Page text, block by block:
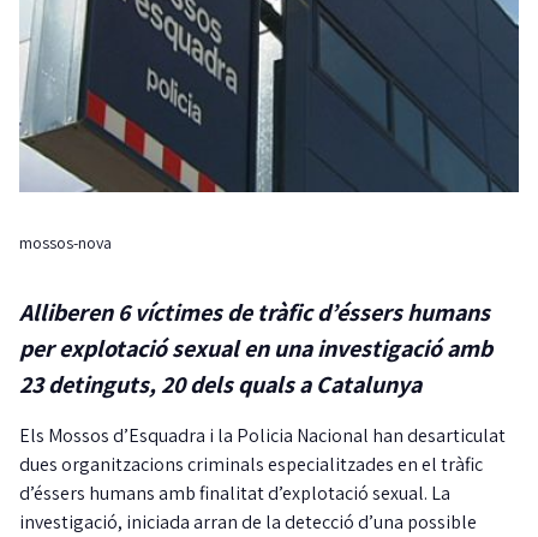
mossos-nova
Alliberen 6 víctimes de tràfic d’éssers humans
per explotació sexual en una investigació amb
23 detinguts, 20 dels quals a Catalunya
Els Mossos d’Esquadra i la Policia Nacional han desarticulat
dues organitzacions criminals especialitzades en el tràfic
d’éssers humans amb finalitat d’explotació sexual. La
investigació, iniciada arran de la detecció d’una possible